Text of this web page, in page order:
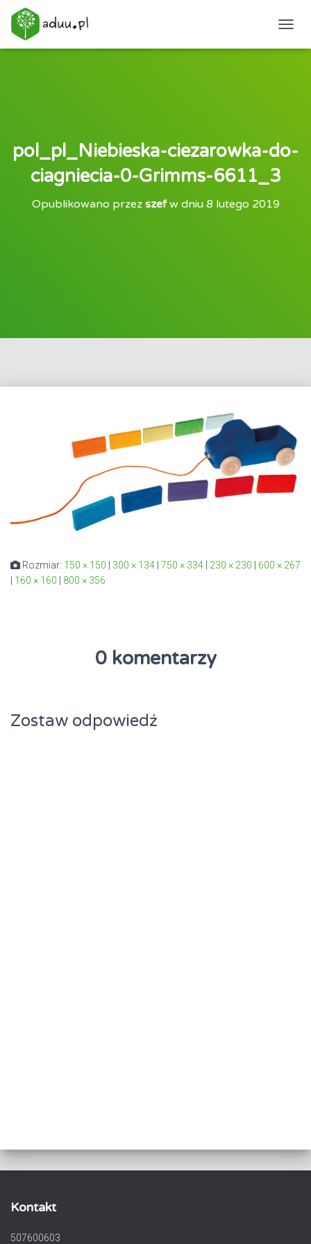
pol_pl_Niebieska-ciezarowka-do-
ciagniecia-0-Grimms-6611_3
Opublikowano przez szefw dniu 8 lutego 2019
Rozmiar: 150 × 150 300 × 134 750 × 334 230 × 230
600 × 267
160 × 160 800 × 356
0 komentarzy
Zostaw odpowiedź
Kontakt
507600603